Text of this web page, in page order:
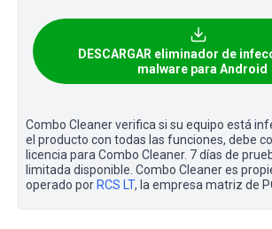
DESCARGAR eliminador de
malware para Android
Combo Cleaner verifica si su equipo está
el producto con todas las funciones, debe
licencia para Combo Cleaner. 7 días de
limitada disponible. Combo Cleaner es
operado por RCS LT, la empresa matriz de